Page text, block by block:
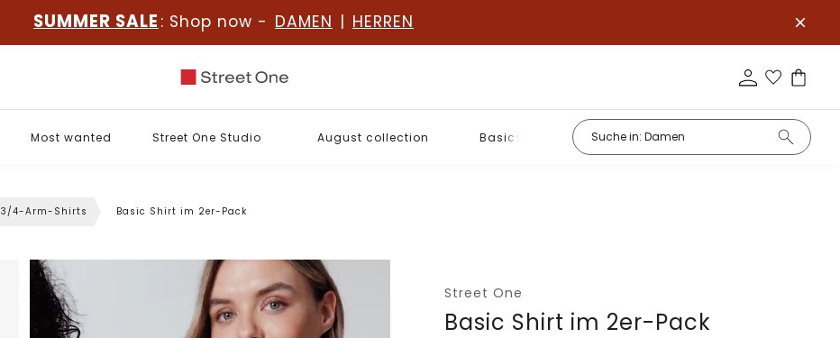
SUMMER SALE : Shop now - DAMEN | HERREN
Most wanted Street One Studio August collection Basics
3/4-Arm-Shirts Basic Shirt im 2er-Pack
Street One
Basic Shirt im 2er-Pack